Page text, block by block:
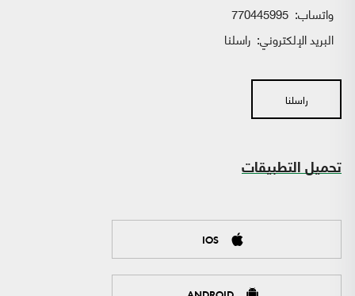
واتساب:
البريد الإلكتروني: راسلنا
راسلنا
تحميل التطبيقات
IOS